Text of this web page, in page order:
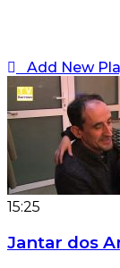
Add New
15:25
Jantar dos